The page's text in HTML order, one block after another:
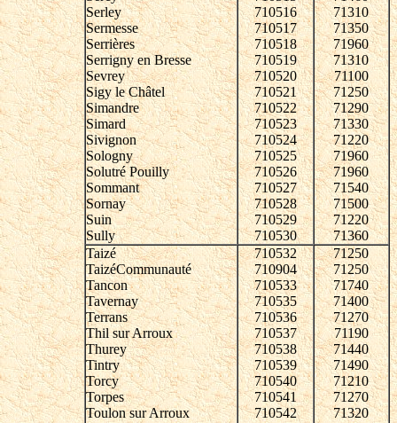
Serley
Sermesse
Serrières
Serrigny en Bresse
Sevrey
Sigy le Châtel
Simandre
Simard
Sivignon
Sologny
Solutré Pouilly
Sommant
Sornay
Suin
Sully
710516
710517
710518
710519
710520
710521
710522
710523
710524
710525
710526
710527
710528
710529
710530
71310
71350
71960
71310
71100
71250
71290
71330
71220
71960
71960
71540
71500
71220
71360
Taizé
TaizéCommunauté
Tancon
Tavernay
Terrans
Thil sur Arroux
Thurey
Tintry
Torcy
Torpes
Toulon sur Arroux
710532
710904
710533
710535
710536
710537
710538
710539
710540
710541
710542
71250
71250
71740
71400
71270
71190
71440
71490
71210
71270
71320